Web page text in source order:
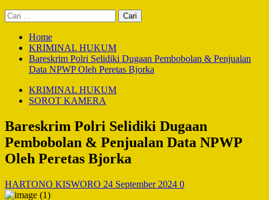
Cari
untuk:
Home
KRIMINAL HUKUM
Bareskrim Polri Selidiki Dugaan Pembobolan & Penjualan
Data NPWP Oleh Peretas Bjorka
KRIMINAL HUKUM
SOROT KAMERA
Bareskrim Polri Selidiki Dugaan
Pembobolan & Penjualan Data NPWP
Oleh Peretas Bjorka
HARTONO KISWORO 24 September 2024 0